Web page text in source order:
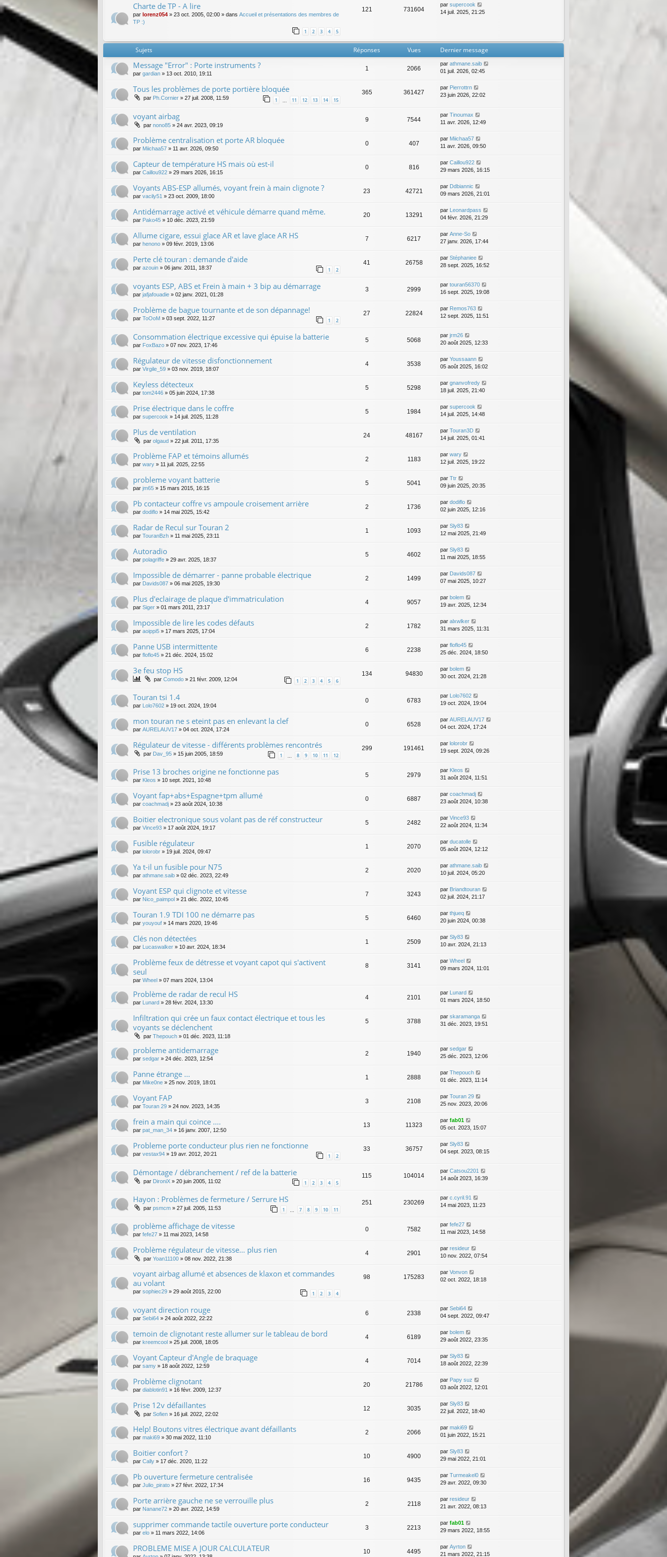
Charte de TP - A lire
par lorenz054 » 23 oct. 2005, 02:00 » dans Accueil et présentations des membres de
TP :)
1 2 3 4 5
121 731604
par supercook
14 juil. 2025, 21:25
Sujets Réponses Vues Dernier message
Message "Error" : Porte instruments ?
par gardian » 13 oct. 2010, 19:11
1 2066
par athmane.saib
01 juil. 2026, 02:45
Tous les problèmes de porte portière bloquée
par Ph.Cornier » 27 juil. 2008, 11:59 1 11 12 13 14 15
365 361427
par Pierrottrn
23 juin 2026, 22:02
voyant airbag
par nono85 » 24 avr. 2023, 09:19
9 7544
par Tinoumax
11 avr. 2026, 12:49
Problème centralisation et porte AR bloquée
par Miichaa57 » 11 avr. 2026, 09:50
0 407
par Miichaa57
11 avr. 2026, 09:50
Capteur de température HS mais où est-il
par Caillou922 » 29 mars 2026, 16:15
0 816
par Caillou922
29 mars 2026, 16:15
Voyants ABS-ESP allumés, voyant frein à main clignote ?
par vacily51 » 23 oct. 2009, 18:00
23 42721
par Ddbiannic
09 mars 2026, 21:01
Antidémarrage activé et véhicule démarre quand même.
par Pako45 » 10 déc. 2023, 21:59
20 13291
par Leonardpass
04 févr. 2026, 21:29
Allume cigare, essui glace AR et lave glace AR HS
par henono » 09 févr. 2019, 13:06
7 6217
par Anne-So
27 janv. 2026, 17:44
Perte clé touran : demande d'aide
par azouin » 06 janv. 2011, 18:37 1 2
41 26758
par Stéphaniee
28 sept. 2025, 16:52
voyants ESP, ABS et Frein à main + 3 bip au démarrage
par jafjafouadie » 02 janv. 2021, 01:28
3 2999
par touran56370
16 sept. 2025, 19:08
Problème de bague tournante et de son dépannage!
par ToOoM » 03 sept. 2022, 11:27 1 2
27 22824
par Remos763
12 sept. 2025, 11:51
Consommation électrique excessive qui épuise la batterie
par FoxBazo » 07 nov. 2023, 17:46
5 5068
par jrm26
20 août 2025, 12:33
Régulateur de vitesse disfonctionnement
par Virgile_59 » 03 nov. 2019, 18:07
4 3538
par Youssaann
05 août 2025, 16:02
Keyless détecteux
par tom2446 » 05 juin 2024, 17:38
5 5298
par gnanvofredy
18 juil. 2025, 21:40
Prise électrique dans le coffre
par supercook » 14 juil. 2025, 11:28
5 1984
par supercook
14 juil. 2025, 14:48
Plus de ventilation
par olgaud » 22 juil. 2011, 17:35
24 48167
par Touran3D
14 juil. 2025, 01:41
Problème FAP et témoins allumés
par wary » 11 juil. 2025, 22:55
2 1183
par wary
12 juil. 2025, 19:22
probleme voyant batterie
par jm65 » 15 mars 2015, 16:15
5 5041
par Ttr
09 juin 2025, 20:35
Pb contacteur coffre vs ampoule croisement arrière
par dodiflo » 14 mai 2025, 15:42
2 1736
par dodiflo
02 juin 2025, 12:16
Radar de Recul sur Touran 2
par TouranBzh » 11 mai 2025, 23:11
1 1093
par Sly83
12 mai 2025, 21:49
Autoradio
par polagriffe » 29 avr. 2025, 18:37
5 4602
par Sly83
11 mai 2025, 18:55
Impossible de démarrer - panne probable électrique
par Davids087 » 06 mai 2025, 19:30
2 1499
par Davids087
07 mai 2025, 10:27
Plus d'eclairage de plaque d'immatriculation
par Siger » 01 mars 2011, 23:17
4 9057
par bolem
19 avr. 2025, 12:34
Impossible de lire les codes défauts
par aoippi5 » 17 mars 2025, 17:04
2 1782
par alxwlker
31 mars 2025, 11:31
Panne USB intermittente
par floflo45 » 21 déc. 2024, 15:02
6 2238
par floflo45
25 déc. 2024, 18:50
3e feu stop HS
par Comodo » 21 févr. 2009, 12:04 1 2 3 4 5 6
134 94830
par bolem
30 oct. 2024, 21:28
Touran tsi 1.4
par Lolo7602 » 19 oct. 2024, 19:04
0 6783
par Lolo7602
19 oct. 2024, 19:04
mon touran ne s eteint pas en enlevant la clef
par AURELAUV17 » 04 oct. 2024, 17:24
0 6528
par AURELAUV17
04 oct. 2024, 17:24
Régulateur de vitesse - différents problèmes rencontrés
par Dav_95 » 15 juin 2005, 18:59 1 8 9 10 11 12
299 191461
par lolorobr
19 sept. 2024, 09:26
Prise 13 broches origine ne fonctionne pas
par Kleos » 10 sept. 2021, 10:48
5 2979
par Kleos
31 août 2024, 11:51
Voyant fap+abs+Espagne+tpm allumé
par coachmadj » 23 août 2024, 10:38
0 6887
par coachmadj
23 août 2024, 10:38
Boitier electronique sous volant pas de réf constructeur
par Vince93 » 17 août 2024, 19:17
5 2482
par Vince93
22 août 2024, 11:34
Fusible régulateur
par lolorobr » 19 juil. 2024, 09:47
1 2070
par ducatolle
05 août 2024, 12:12
Ya t-il un fusible pour N75
par athmane.saib » 02 déc. 2023, 22:49
2 2020
par athmane.saib
10 juil. 2024, 05:20
Voyant ESP qui clignote et vitesse
par Nico_paimpol » 21 déc. 2022, 10:45
7 3243
par Briandtouran
02 juil. 2024, 21:17
Touran 1.9 TDI 100 ne démarre pas
par youyouf » 14 mars 2020, 19:46
5 6460
par thjueq
20 juin 2024, 00:38
Clés non détectées
par Lucaswalker » 10 avr. 2024, 18:34
1 2509
par Sly83
10 avr. 2024, 21:13
Problème feux de détresse et voyant capot qui s'activent
seul
par Wheel » 07 mars 2024, 13:04
8 3141
par Wheel
09 mars 2024, 11:01
Problème de radar de recul HS
par Lunard » 28 févr. 2024, 13:30
4 2101
par Lunard
01 mars 2024, 18:50
Infiltration qui crée un faux contact électrique et tous les
voyants se déclenchent
par Thepouch » 01 déc. 2023, 11:18
5 3788
par skaramanga
31 déc. 2023, 19:51
probleme antidemarrage
par sedgar » 24 déc. 2023, 12:54
2 1940
par sedgar
25 déc. 2023, 12:06
Panne étrange ...
par Mike0ne » 25 nov. 2019, 18:01
1 2888
par Thepouch
01 déc. 2023, 11:14
Voyant FAP
par Touran 29 » 24 nov. 2023, 14:35
3 2108
par Touran 29
25 nov. 2023, 20:06
frein a main qui coince ....
par pat_man_34 » 16 janv. 2007, 12:50
13 11323
par fab01
05 oct. 2023, 15:07
Probleme porte conducteur plus rien ne fonctionne
par vestax94 » 19 avr. 2012, 20:21 1 2
33 36757
par Sly83
04 sept. 2023, 08:15
Démontage / débranchement / ref de la batterie
par DironiX » 20 juin 2005, 11:02 1 2 3 4 5
115 104014
par Catsou2201
14 août 2023, 16:39
Hayon : Problèmes de fermeture / Serrure HS
par psmcm » 27 juil. 2005, 11:53 1 … 7 8 9 10 11
251 230269
par c.cyril.91
14 mai 2023, 11:23
problème affichage de vitesse
par fefe27 » 11 mai 2023, 14:58
0 7582
par fefe27
11 mai 2023, 14:58
Problème régulateur de vitesse… plus rien
par Yoan11100 » 08 nov. 2022, 21:38
4 2901
par resideur
10 nov. 2022, 07:54
voyant airbag allumé et absences de klaxon et commandes
au volant
par sophiec29 » 29 août 2015, 22:00 1 2 3 4
98 175283
par Vonvon
02 oct. 2022, 18:18
voyant direction rouge
par Sebi64 » 24 août 2022, 22:22
6 2338
par Sebi64
04 sept. 2022, 09:47
temoin de clignotant reste allumer sur le tableau de bord
par kreemcool » 25 juil. 2008, 18:05
4 6189
par bolem
29 août 2022, 23:35
Voyant Capteur d'Angle de braquage
par samy » 18 août 2022, 12:59
4 7014
par Sly83
18 août 2022, 22:39
Problème clignotant
par diablotin91 » 16 févr. 2009, 12:37
20 21786
par Papy suz
03 août 2022, 12:01
Prise 12v défaillantes
par Sofien » 16 juil. 2022, 22:02
12 3035
par Sly83
22 juil. 2022, 18:40
Help! Boutons vitres électrique avant défaillants
par maki69 » 30 mai 2022, 11:10
2 2066
par maki69
01 juin 2022, 15:21
Boitier confort ?
par Cally » 17 déc. 2020, 11:22
10 4900
par Sly83
29 mai 2022, 21:01
Pb ouverture fermeture centralisée
par Julio_pirato » 27 févr. 2022, 17:34
16 9435
par Turmeakel0
29 avr. 2022, 09:30
Porte arrière gauche ne se verrouille plus
par Nanane72 » 20 avr. 2022, 14:59
2 2118
par resideur
21 avr. 2022, 08:13
supprimer commande tactile ouverture porte conducteur
par elo » 11 mars 2022, 14:06
3 2213
par fab01
29 mars 2022, 18:55
PROBLEME MISE A JOUR CALCULATEUR 10 4495
par Ayrton
21 mars 2022, 21:15